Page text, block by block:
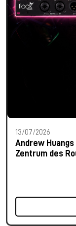
13/07/2026
Andrew Huangs
Zentrum des